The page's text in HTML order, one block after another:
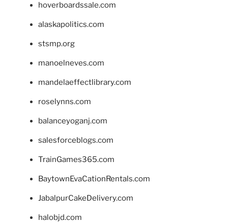
hoverboardssale.com
alaskapolitics.com
stsmp.org
manoelneves.com
mandelaeffectlibrary.com
roselynns.com
balanceyoganj.com
salesforceblogs.com
TrainGames365.com
BaytownEvaCationRentals.com
JabalpurCakeDelivery.com
halobjd.com